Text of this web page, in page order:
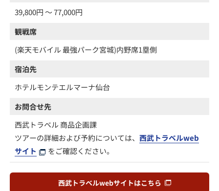
39,800円 ～ 77,000円
観戦席
(楽天モバイル 最強パーク宮城)内野席1塁側
宿泊先
ホテルモンテエルマーナ仙台
お問合せ先
西武トラベル 商品企画課
ツアーの詳細および予約については、 西武トラベルweb
サイト
をご確認ください。
西武トラベルwebサイトはこちら